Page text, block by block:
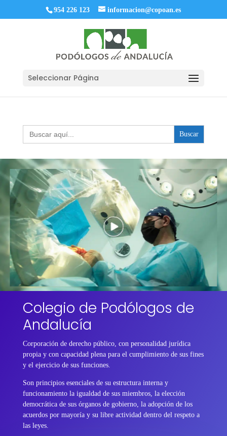
954 226 123 informacion@copoan.es
Seleccionar Página
Buscar:
Colegio de Podólogos de
Andalucía
Corporación de derecho público, con personalidad jurídica
propia y con capacidad plena para el cumplimiento de sus fines
y el ejercicio de sus funciones.
Son principios esenciales de su estructura interna y
funcionamiento la igualdad de sus miembros, la elección
democrática de sus órganos de gobierno, la adopción de los
acuerdos por mayoría y su libre actividad dentro del respeto a
las leyes.